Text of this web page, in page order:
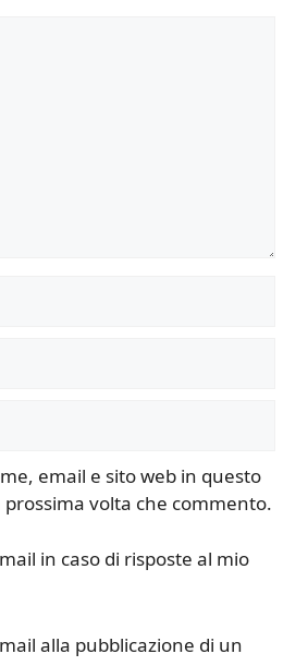
email e sito web in questo
volta che commento.
in caso di risposte al mio
alla pubblicazione di un